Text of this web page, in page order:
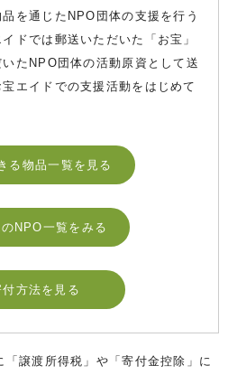
を通じたNPO団体の支援を行う
ドでは郵送いただいた「お宝」
たNPO団体の活動原資として送
エイドでの支援活動をはじめて
る物品一覧を見る
NPO一覧をみる
付方法を見る
譲渡所得税」や「寄付金控除」に